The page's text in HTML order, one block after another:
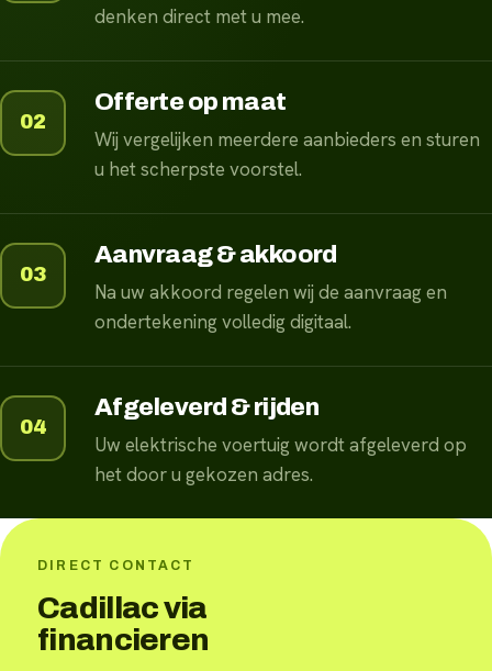
denken direct met u mee.
02
Offerte op maat
Wij vergelijken meerdere aanbieders en sturen
u het scherpste voorstel.
03
Aanvraag & akkoord
Na uw akkoord regelen wij de aanvraag en
ondertekening volledig digitaal.
04
Afgeleverd & rijden
Uw elektrische voertuig wordt afgeleverd op
het door u gekozen adres.
DIRECT CONTACT
Cadillac via
financieren